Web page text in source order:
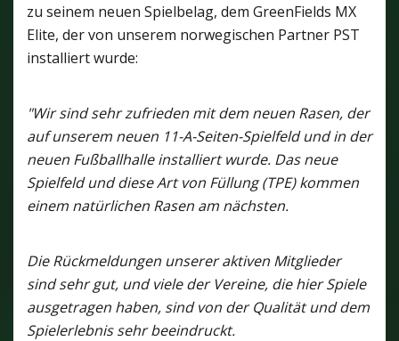
zu seinem neuen Spielbelag, dem GreenFields MX
Elite, der von unserem norwegischen Partner PST
installiert wurde:
"Wir sind sehr zufrieden mit dem neuen Rasen, der
auf unserem neuen 11-A-Seiten-Spielfeld und in der
neuen Fußballhalle installiert wurde. Das neue
Spielfeld und diese Art von Füllung (TPE) kommen
einem natürlichen Rasen am nächsten.
Die Rückmeldungen unserer aktiven Mitglieder
sind sehr gut, und viele der Vereine, die hier Spiele
ausgetragen haben, sind von der Qualität und dem
Spielerlebnis sehr beeindruckt.